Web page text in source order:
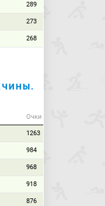
289
273
268
Очки
1263
984
968
918
876